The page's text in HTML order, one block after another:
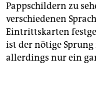
Pappschildern zu
verschiedenen
Eintrittskarten
ist der nötige
allerdings nur ein